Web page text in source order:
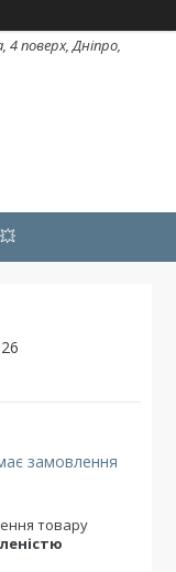
4 поверх, Дніпро,
замовлення
товару